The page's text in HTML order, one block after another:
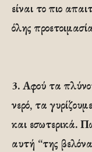
είναι το πιο
όλης
3. Αφού τα
νερό, τα
και εσωτερικά.
αυτή “της